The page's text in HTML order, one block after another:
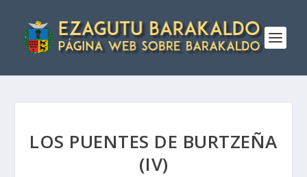
LOS PUENTES DE BURTZEÑA
(IV)